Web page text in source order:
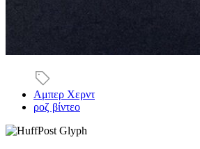
Αμπερ Χερντ
ροζ βίντεο